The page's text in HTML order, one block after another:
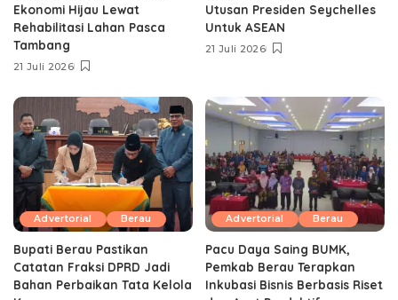
Ekonomi Hijau Lewat
Rehabilitasi Lahan Pasca
Tambang
21 Juli 2026
Utusan Presiden Seychelles
Untuk ASEAN
21 Juli 2026
Advertorial Berau
Bupati Berau Pastikan
Catatan Fraksi DPRD Jadi
Bahan Perbaikan Tata Kelola
Advertorial Berau
Pacu Daya Saing BUMK,
Pemkab Berau Terapkan
Inkubasi Bisnis Berbasis Riset